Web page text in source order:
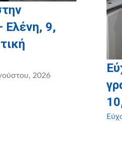
Ελένη, 9,
2026